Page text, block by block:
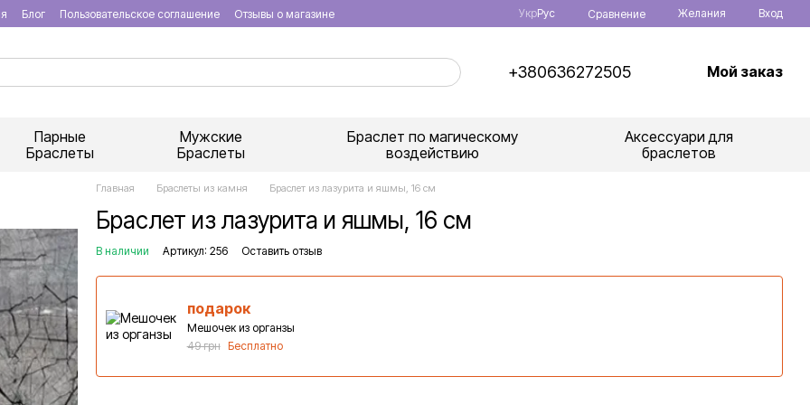
Блог Пользовательское соглашение Отзывы о магазине УкрРус Сравнение Желания Вход
+380636272505 Мой заказ
Парные
Браслеты
Мужские
Браслеты
Браслет по магическому
воздействию
Аксессуари для
браслетов
Главная Браслеты из камня Браслет из лазурита и яшмы, 16 см
Браслет из лазурита и яшмы, 16 см
В наличии Артикул: 256 Оставить отзыв
подарок
Мешочек из органзы
49 грн
Бесплатно